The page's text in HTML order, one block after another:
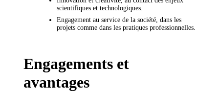
scientifiques et technologiques.
Engagement au service de la société, dans les
projets comme dans les pratiques professionnelles.
Engagements et
avantages